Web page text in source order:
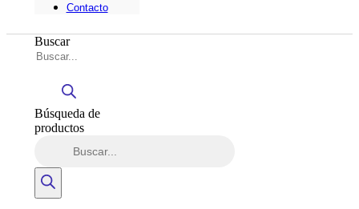
Contacto
Buscar
Búsqueda de
productos